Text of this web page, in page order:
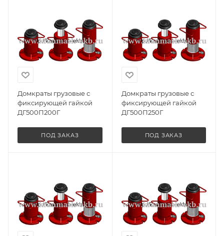
Домкраты грузовые с
фиксирующей гайкой
ДГ500П200Г
ПОД ЗАКАЗ
Домкраты грузовые с
фиксирующей гайкой
ДГ500П250Г
ПОД ЗАКАЗ